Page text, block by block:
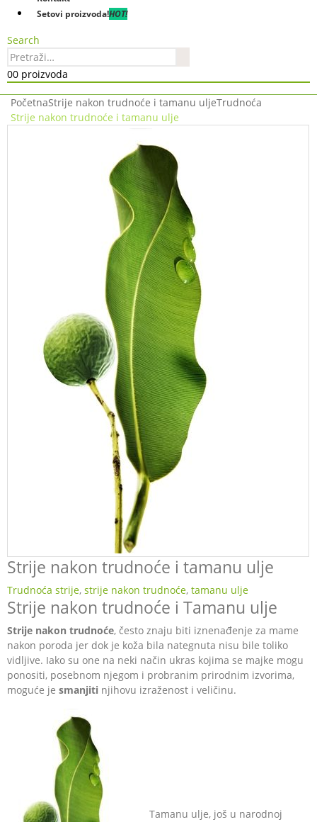
Setovi proizvoda!HOT!
Search
00 proizvoda
PočetnaStrije nakon trudnoće i tamanu uljeTrudnoća
Strije nakon trudnoće i tamanu ulje
Strije nakon trudnoće i tamanu ulje
Trudnoća strije, strije nakon trudnoće, tamanu ulje
Strije nakon trudnoće i Tamanu ulje
Strije nakon trudnoće, često znaju biti iznenađenje za mame
nakon poroda jer dok je koža bila nategnuta nisu bile toliko
vidljive. Iako su one na neki način ukras kojima se majke mogu
ponositi, posebnom njegom i probranim prirodnim izvorima,
moguće je smanjiti njihovu izraženost i veličinu.
Tamanu ulje, još u narodnoj